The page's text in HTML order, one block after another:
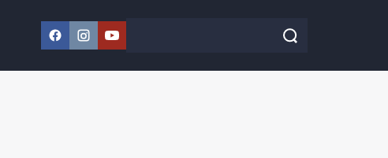
Facebook
Instagram
YouTube
Szukaj w serwisie Szukaj